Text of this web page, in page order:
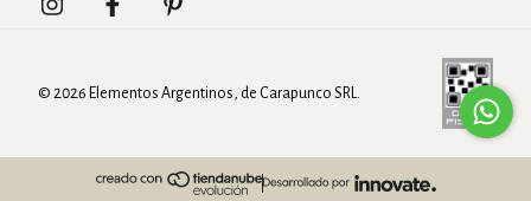
© 2026 Elementos Argentinos, de Carapunco SRL.